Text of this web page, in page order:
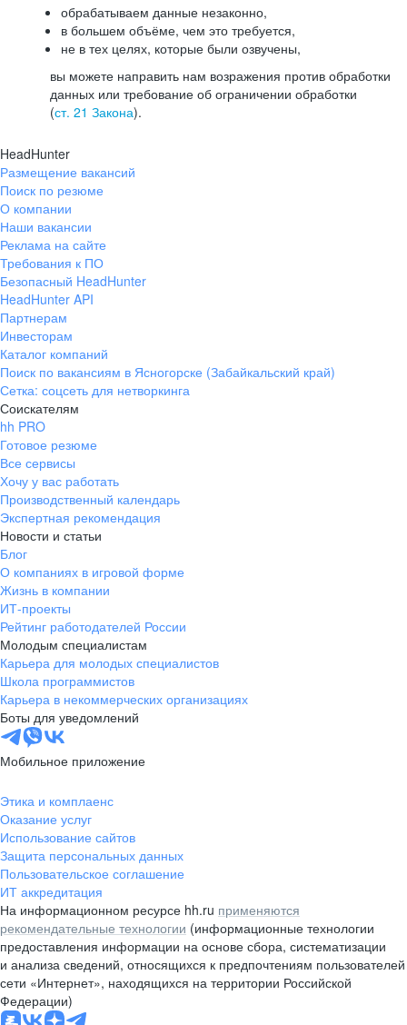
обрабатываем данные незаконно,
в большем объёме, чем это требуется,
не в тех целях, которые были озвучены,
вы можете направить нам возражения против обработки
данных или требование об ограничении обработки
(ст. 21 Закона).
HeadHunter
Размещение вакансий
Поиск по резюме
О компании
Наши вакансии
Реклама на сайте
Требования к ПО
Безопасный HeadHunter
HeadHunter API
Партнерам
Инвесторам
Каталог компаний
Поиск по вакансиям в Ясногорске (Забайкальский край)
Сетка: соцсеть для нетворкинга
Соискателям
hh PRO
Готовое резюме
Все сервисы
Хочу у вас работать
Производственный календарь
Экспертная рекомендация
Новости и статьи
Блог
О компаниях в игровой форме
Жизнь в компании
ИТ-проекты
Рейтинг работодателей России
Молодым специалистам
Карьера для молодых специалистов
Школа программистов
Карьера в некоммерческих организациях
Боты для уведомлений
Мобильное приложение
Этика и комплаенс
Оказание услуг
Использование сайтов
Защита персональных данных
Пользовательское соглашение
ИТ аккредитация
На информационном ресурсе hh.ru применяются
рекомендательные технологии (информационные технологии
предоставления информации на основе сбора, систематизации
и анализа сведений, относящихся к предпочтениям пользователей
сети «Интернет», находящихся на территории Российской
Федерации)